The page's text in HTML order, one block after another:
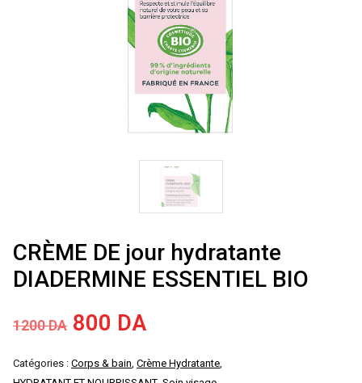
CRÈME DE jour hydratante
DIADERMINE ESSENTIEL BIO
1200DA Le
prix
800 DALe
prix
Catégories : Corps & bain, Crème Hydratante,